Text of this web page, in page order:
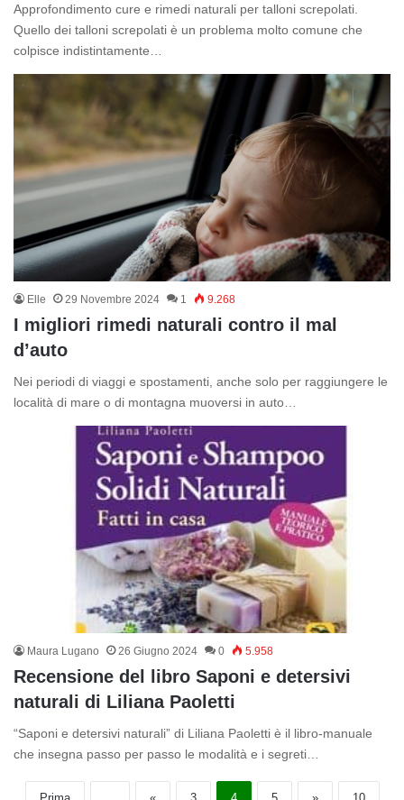
Approfondimento cure e rimedi naturali per talloni screpolati.
Quello dei talloni screpolati è un problema molto comune che
colpisce indistintamente…
Elle 29 Novembre 2024 1 9.268
I migliori rimedi naturali contro il mal
d’auto
Nei periodi di viaggi e spostamenti, anche solo per raggiungere le
località di mare o di montagna muoversi in auto…
Maura Lugano 26 Giugno 2024 0 5.958
Recensione del libro Saponi e detersivi
naturali di Liliana Paoletti
“Saponi e detersivi naturali” di Liliana Paoletti è il libro-manuale
che insegna passo per passo le modalità e i segreti…